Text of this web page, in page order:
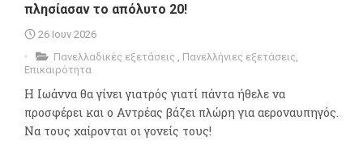
πλησίασαν το απόλυτο 20!
26 Ιουν 2026
Πανελλαδικές εξετάσεις
Πανελλήνιες εξετάσεις
Επικαιρότητα
Η Ιωάννα θα γίνει γιατρός γιατί πάντα ήθελε να
προσφέρει και ο Αντρέας βάζει πλώρη για αεροναυπηγός.
Να τους χαίρονται οι γονείς τους!